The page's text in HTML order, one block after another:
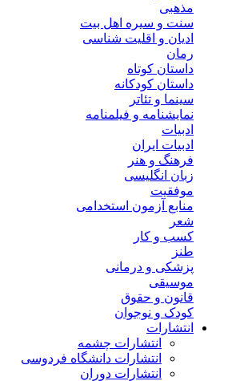
مذهبی
سنت و سیره اهل بیت
ادیان و اقلیت شناسی
رمان
داستان کوتاه
داستان کودکانه
سینما و تئاتر
نمایشنامه و فیلمنامه
ادبیات
ادبیات ایران
فرهنگ و هنر
زبان انگلیسی
موفقیت
منابع آزمون استخدامی
شعر
کسب و کار
طنز
پزشکی و درمانی
موسیقی
قانون و حقوق
کودک و نوجوان
انتشارات
انتشارات چشمه
انتشارات دانشگاه فردوسی
انتشارات دوران